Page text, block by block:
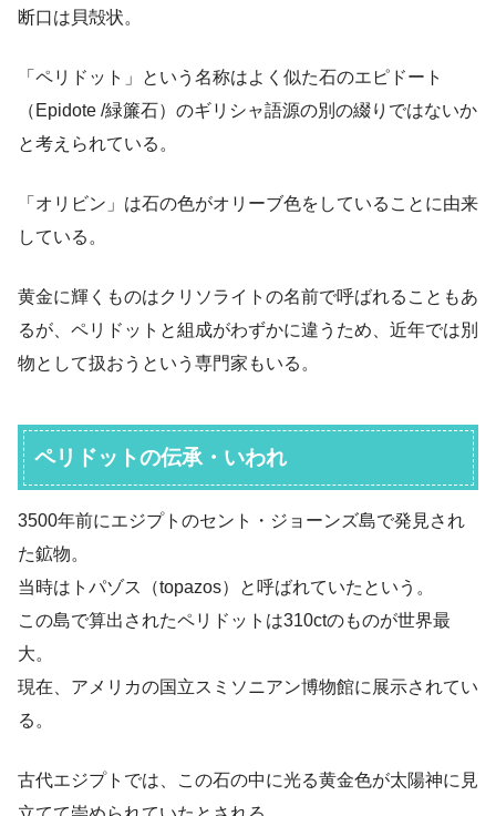
断口は貝殻状。
「ペリドット」という名称はよく似た石のエピドート
（Epidote /緑簾石）のギリシャ語源の別の綴りではないか
と考えられている。
「オリビン」は石の色がオリーブ色をしていることに由来
している。
黄金に輝くものはクリソライトの名前で呼ばれることもあ
るが、ペリドットと組成がわずかに違うため、近年では別
物として扱おうという専門家もいる。
ペリドットの伝承・いわれ
3500年前にエジプトのセント・ジョーンズ島で発見され
た鉱物。
当時はトパゾス（topazos）と呼ばれていたという。
この島で算出されたペリドットは310ctのものが世界最
大。
現在、アメリカの国立スミソニアン博物館に展示されてい
る。
古代エジプトでは、この石の中に光る黄金色が太陽神に見